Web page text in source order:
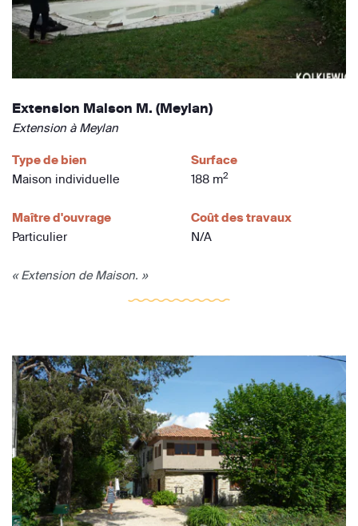
Extension Maison M. (Meylan)
Extension à Meylan
Type de bien
Maison individuelle
Surface
188 m2
Maître d'ouvrage
Particulier
Coût des travaux
N/A
« Extension de Maison. »